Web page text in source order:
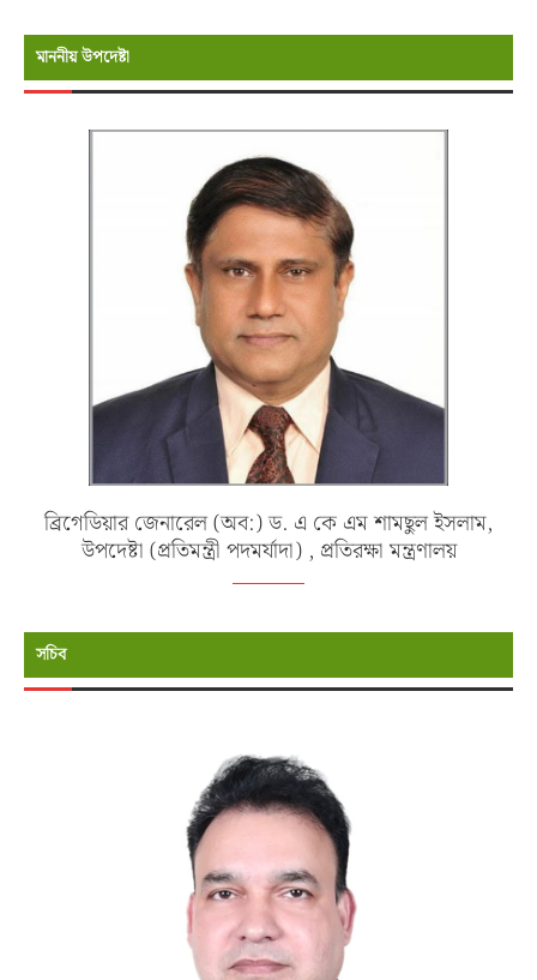
মাননীয় উপদেষ্টা
ব্রিগেডিয়ার জেনারেল (অব:) ড. এ কে এম শামছুল ইসলাম,
উপদেষ্টা (প্রতিমন্ত্রী পদমর্যাদা) , প্রতিরক্ষা মন্ত্রণালয়
সচিব